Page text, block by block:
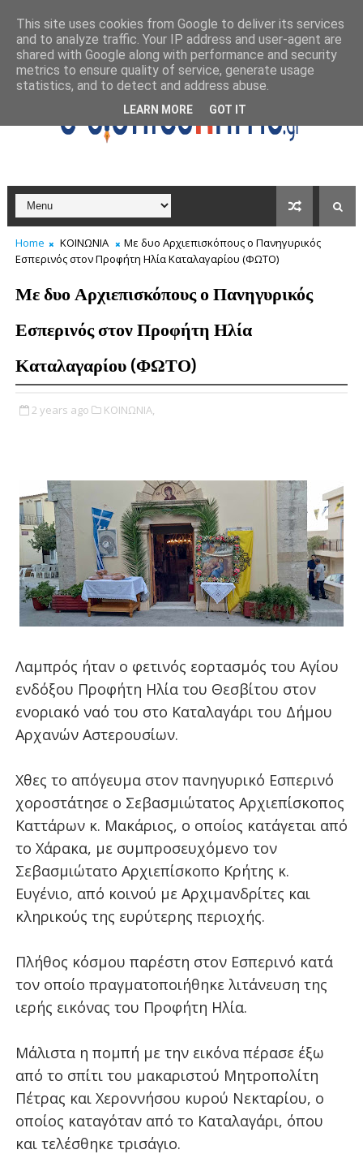
Home ΚΟΙΝΩΝΙΑ
Με δυο Αρχιεπισκόπους ο Πανηγυρικός
Εσπερινός στον Προφήτη Ηλία Καταλαγαρίου (ΦΩΤΟ)
Με δυο Αρχιεπισκόπους ο Πανηγυρικός
Εσπερινός στον Προφήτη Ηλία
Καταλαγαρίου (ΦΩΤΟ)
2 years ago ΚΟΙΝΩΝΙΑ,
Λαμπρός ήταν ο φετινός εορτασμός του Αγίου
ενδόξου Προφήτη Ηλία του Θεσβίτου στον
ενοριακό ναό του στο Καταλαγάρι του Δήμου
Αρχανών Αστερουσίων.
Χθες το απόγευμα στον πανηγυρικό Εσπερινό
χοροστάτησε ο Σεβασμιώτατος Αρχιεπίσκοπος
Καττάρων κ. Μακάριος, ο οποίος κατάγεται από
το Χάρακα, με συμπροσευχόμενο τον
Σεβασμιώτατο Αρχιεπίσκοπο Κρήτης κ.
Ευγένιο, από κοινού με Αρχιμανδρίτες και
κληρικούς της ευρύτερης περιοχής.
Πλήθος κόσμου παρέστη στον Εσπερινό κατά
τον οποίο πραγματοποιήθηκε λιτάνευση της
ιερής εικόνας του Προφήτη Ηλία.
Μάλιστα η πομπή με την εικόνα πέρασε έξω
από το σπίτι του μακαριστού Μητροπολίτη
Πέτρας και Χεροννήσου κυρού Νεκταρίου, ο
οποίος καταγόταν από το Καταλαγάρι, όπου
και τελέσθηκε τρισάγιο.
This site uses cookies from Google to deliver its services
and to analyze traffic. Your IP address and user-agent are
shared with Google along with performance and security
metrics to ensure quality of service, generate usage
statistics, and to detect and address abuse.
LEARN MORE GOT IT